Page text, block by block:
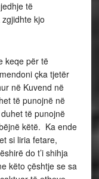
të
kjo
keqe për të
çka tjetër
në Kuvend në
të punojnë në
të punojnë
këtë. Ka ende
si liria fetare,
do t’i shihja
këto çështje se sa